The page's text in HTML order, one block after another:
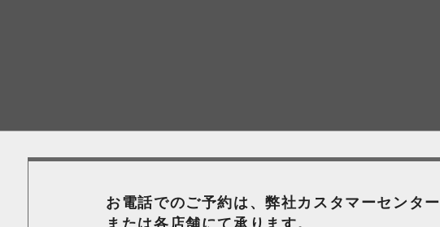
お電話でのご予約は、弊社カスタマーセンター
または各店舗にて承ります。